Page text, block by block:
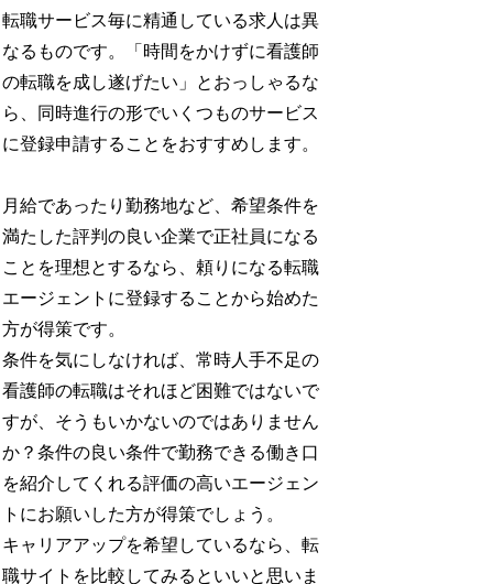
転職サービス毎に精通している求人は異
なるものです。「時間をかけずに看護師
の転職を成し遂げたい」とおっしゃるな
ら、同時進行の形でいくつものサービス
に登録申請することをおすすめします。
月給であったり勤務地など、希望条件を
満たした評判の良い企業で正社員になる
ことを理想とするなら、頼りになる転職
エージェントに登録することから始めた
方が得策です。
条件を気にしなければ、常時人手不足の
看護師の転職はそれほど困難ではないで
すが、そうもいかないのではありません
か？条件の良い条件で勤務できる働き口
を紹介してくれる評価の高いエージェン
トにお願いした方が得策でしょう。
キャリアアップを希望しているなら、転
職サイトを比較してみるといいと思いま